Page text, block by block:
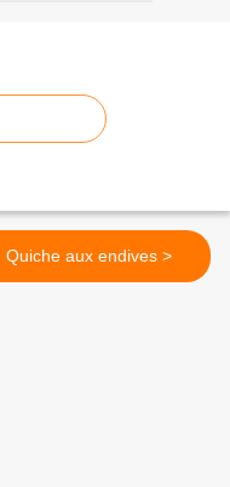
Quiche aux endives >